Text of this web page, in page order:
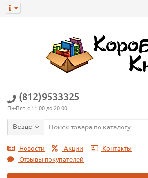
(812)9533325
Пн-Пят, с 11:00 до 20:00
Везде
Новости Акции
Контакты
Отзывы покупателей